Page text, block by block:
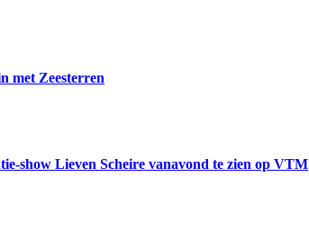
met Zeesterren
show Lieven Scheire vanavond te zien op VTM